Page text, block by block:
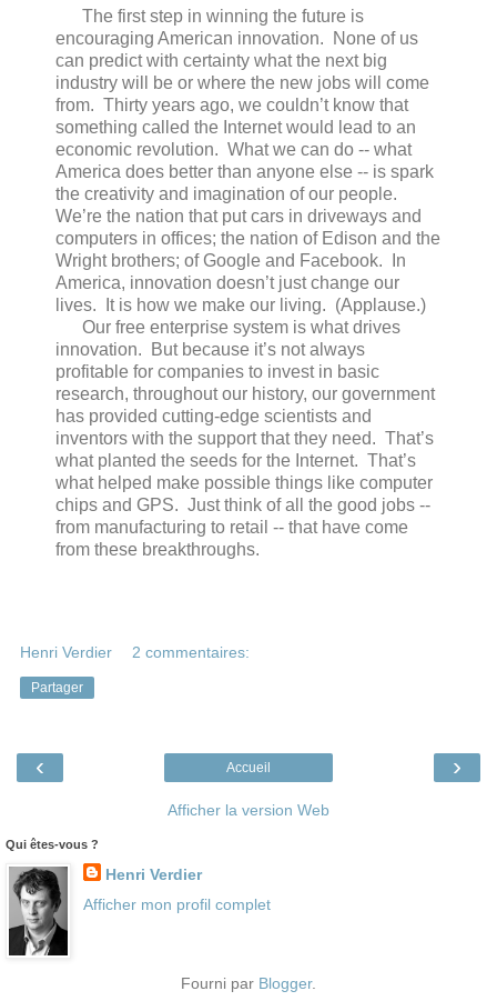
The first step in winning the future is
encouraging American innovation. None of us
can predict with certainty what the next big
industry will be or where the new jobs will come
from. Thirty years ago, we couldn’t know that
something called the Internet would lead to an
economic revolution. What we can do -- what
America does better than anyone else -- is spark
the creativity and imagination of our people.
We’re the nation that put cars in driveways and
computers in offices; the nation of Edison and the
Wright brothers; of Google and Facebook. In
America, innovation doesn’t just change our
lives. It is how we make our living. (Applause.)
Our free enterprise system is what drives
innovation. But because it’s not always
profitable for companies to invest in basic
research, throughout our history, our government
has provided cutting-edge scientists and
inventors with the support that they need. That’s
what planted the seeds for the Internet. That’s
what helped make possible things like computer
chips and GPS. Just think of all the good jobs --
from manufacturing to retail -- that have come
from these breakthroughs.
Henri Verdier 2 commentaires:
Partager
‹ ›
Accueil
Afficher la version Web
Qui êtes-vous ?
Henri Verdier
Afficher mon profil complet
Fourni par Blogger.